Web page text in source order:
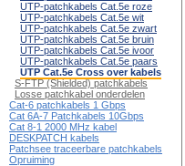
UTP-patchkabels Cat.5e roze
UTP-patchkabels Cat.5e wit
UTP-patchkabels Cat.5e zwart
UTP-patchkabels Cat.5e bruin
UTP-patchkabels Cat.5e ivoor
UTP-patchkabels Cat.5e paars
UTP Cat.5e Cross over kabels
S-FTP (Shielded) patchkabels
Losse patchkabel onderdelen
Cat-6 patchkabels 1 Gbps
Cat 6A-7 Patchkabels 10Gbps
Cat 8-1 2000 MHz kabel
DESKPATCH kabels
Patchsee traceerbare patchkabels
Opruiming